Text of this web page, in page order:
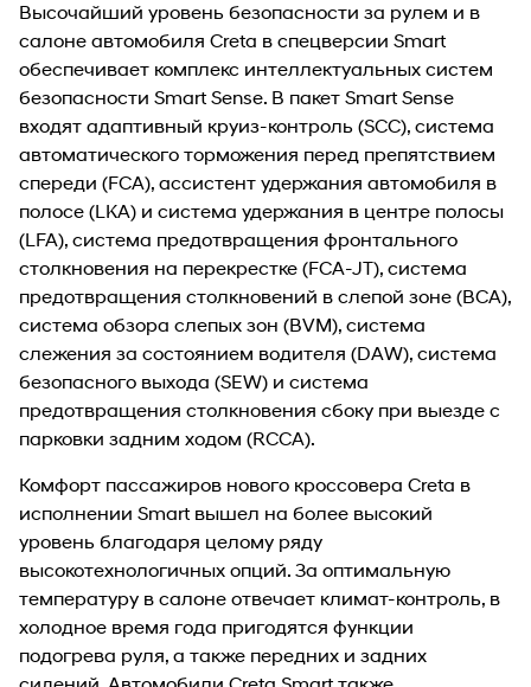
Высочайший уровень безопасности за рулем и в
салоне автомобиля Creta в спецверсии Smart
обеспечивает комплекс интеллектуальных систем
безопасности Smart Sense. В пакет Smart Sense
входят адаптивный круиз-контроль (SCC), система
автоматического торможения перед препятствием
спереди (FCA), ассистент удержания автомобиля в
полосе (LKA) и система удержания в центре полосы
(LFA), система предотвращения фронтального
столкновения на перекрестке (FCA-JT), система
предотвращения столкновений в слепой зоне (BCA),
система обзора слепых зон (BVM), система
слежения за состоянием водителя (DAW), система
безопасного выхода (SEW) и система
предотвращения столкновения сбоку при выезде с
парковки задним ходом (RCCA).
Комфорт пассажиров нового кроссовера Creta в
исполнении Smart вышел на более высокий
уровень благодаря целому ряду
высокотехнологичных опций. За оптимальную
температуру в салоне отвечает климат-контроль, в
холодное время года пригодятся функции
подогрева руля, а также передних и задних